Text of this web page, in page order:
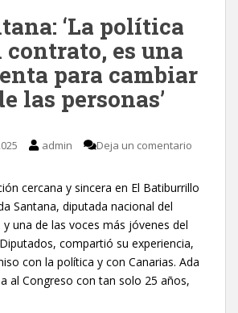
‘La política
contrato, es una
para cambiar
las personas’
admin Deja un comentario
cercana y sincera en El Batiburrillo
Santana, diputada nacional del
una de las voces más jóvenes del
compartió su experiencia,
con la política y con Canarias. Ada
al Congreso con tan solo 25 años,